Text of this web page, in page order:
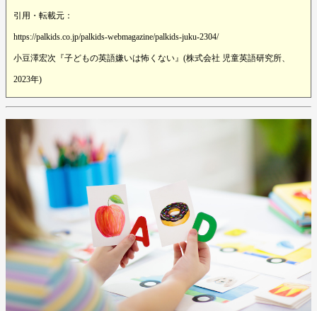
引用・転載元：
https://palkids.co.jp/palkids-webmagazine/palkids-juku-2304/
小豆澤宏次『子どもの英語嫌いは怖くない』(株式会社 児童英語研究所、
2023年)